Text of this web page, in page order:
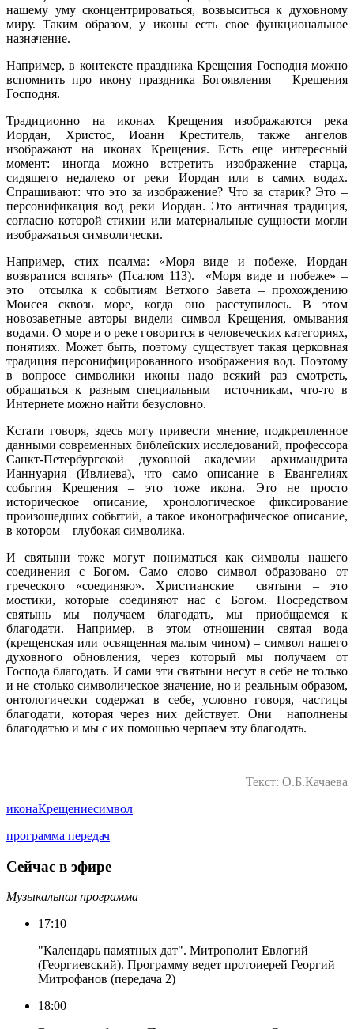
нашему уму сконцентрироваться, возвыситься к духовному
миру. Таким образом, у иконы есть свое функциональное
назначение.
Например, в контексте праздника Крещения Господня можно
вспомнить про икону праздника Богоявления – Крещения
Господня.
Традиционно на иконах Крещения изображаются река
Иордан, Христос, Иоанн Креститель, также ангелов
изображают на иконах Крещения. Есть еще интересный
момент: иногда можно встретить изображение старца,
сидящего недалеко от реки Иордан или в самих водах.
Спрашивают: что это за изображение? Что за старик? Это –
персонификация вод реки Иордан. Это античная традиция,
согласно которой стихии или материальные сущности могли
изображаться символически.
Например, стих псалма: «Моря виде и побеже, Иордан
возвратися вспять» (Псалом 113). «Моря виде и побеже» –
это отсылка к событиям Ветхого Завета – прохождению
Моисея сквозь море, когда оно расступилось. В этом
новозаветные авторы видели символ Крещения, омывания
водами. О море и о реке говорится в человеческих категориях,
понятиях. Может быть, поэтому существует такая церковная
традиция персонифицированного изображения вод. Поэтому
в вопросе символики иконы надо всякий раз смотреть,
обращаться к разным специальным источникам, что-то в
Интернете можно найти безусловно.
Кстати говоря, здесь могу привести мнение, подкрепленное
данными современных библейских исследований, профессора
Санкт-Петербургской духовной академии архимандрита
Ианнуария (Ивлиева), что само описание в Евангелиях
события Крещения – это тоже икона. Это не просто
историческое описание, хронологическое фиксирование
произошедших событий, а такое иконографическое описание,
в котором – глубокая символика.
И святыни тоже могут пониматься как символы нашего
соединения с Богом. Само слово символ образовано от
греческого «соединяю». Христианские святыни – это
мостики, которые соединяют нас с Богом. Посредством
святынь мы получаем благодать, мы приобщаемся к
благодати. Например, в этом отношении святая вода
(крещенская или освященная малым чином) – символ нашего
духовного обновления, через который мы получаем от
Господа благодать. И сами эти святыни несут в себе не только
и не столько символическое значение, но и реальным образом,
онтологически содержат в себе, условно говоря, частицы
благодати, которая через них действует. Они наполнены
благодатью и мы с их помощью черпаем эту благодать.
Текст: О.Б.Качаева
иконаКрещениесимвол
программа передач
Сейчас в эфире
Музыкальная программа
17:10
"Календарь памятных дат". Митрополит Евлогий
(Георгиевский). Программу ведет протоиерей Георгий
Митрофанов (передача 2)
18:00